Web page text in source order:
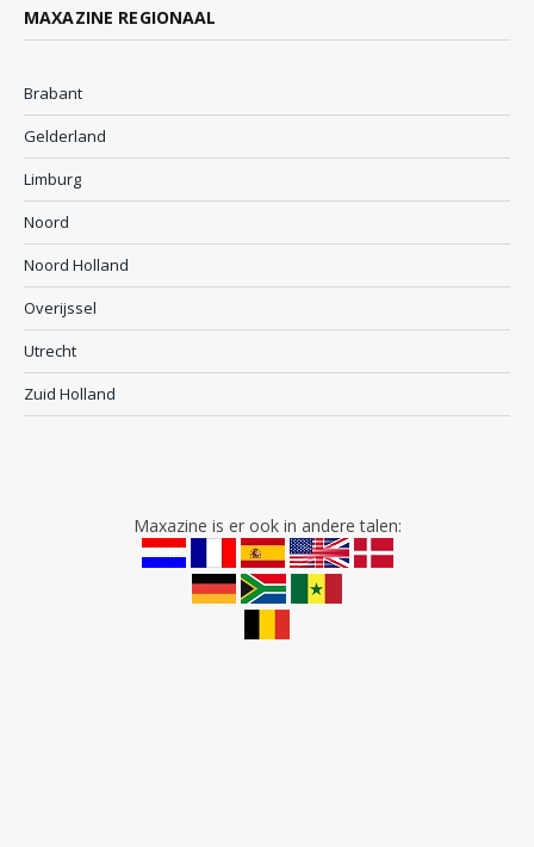
MAXAZINE REGIONAAL
Brabant
Gelderland
Limburg
Noord
Noord Holland
Overijssel
Utrecht
Zuid Holland
Maxazine is er ook in andere talen: